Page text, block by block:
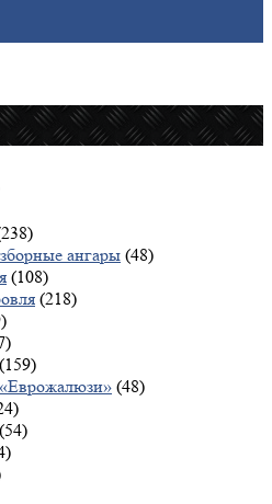
ангары (48)
(108)
(218)
(159)
(48)
(54)